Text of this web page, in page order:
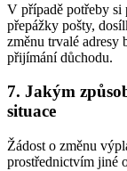
V případě potřeby si
přepážky pošty,
změnu trvalé adresy
přijímání důchodu.
7. Jakým
situace
Žádost o změnu
prostřednictvím jiné